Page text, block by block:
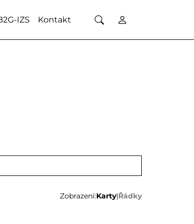
IZS Kontakt
Zobrazení:Karty|Řádky